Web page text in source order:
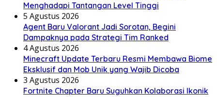
Menghadapi Tantangan Level Tinggi
5 Agustus 2026
Agent Baru Valorant Jadi Sorotan, Begini
Dampaknya pada Strategi Tim Ranked
4 Agustus 2026
Minecraft Update Terbaru Resmi Membawa Biome
Eksklusif dan Mob Unik yang Wajib Dicoba
3 Agustus 2026
Fortnite Chapter Baru Suguhkan Kolaborasi Ikonik